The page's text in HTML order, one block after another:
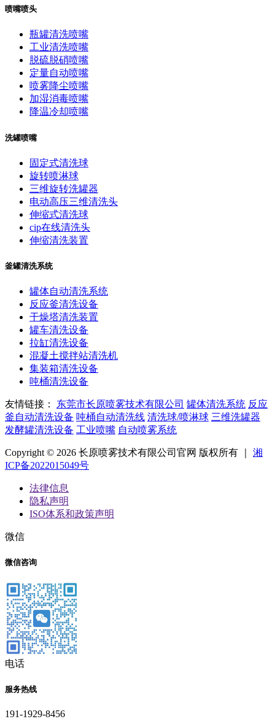
喷嘴喷头
瓶罐清洗喷嘴
工业清洗喷嘴
脱硫脱硝喷嘴
定量自动喷嘴
喷雾降尘喷嘴
加湿消毒喷嘴
降温冷却喷嘴
洗罐喷嘴
固定式清洗球
旋转喷淋球
三维旋转洗罐器
电动高压三维清洗头
伸缩式清洗球
cip在线清洗头
伸缩清洗装置
釜罐清洗系统
罐体自动清洗系统
反应釜清洗设备
干燥塔清洗装置
罐车清洗设备
拉缸清洗设备
混凝土搅拌站清洗机
集装箱清洗设备
吨桶清洗设备
友情链接： 东莞市长原喷雾技术有限公司 罐体清洗系统 反应
釜自动清洗设备 吨桶自动清洗线 清洗球/喷淋球 三维洗罐器
发酵罐清洗设备 工业喷嘴 自动喷雾系统
Copyright © 2026 长原喷雾技术有限公司官网 版权所有 ｜ 湘
ICP备2022015049号
法律信息
隐私声明
ISO体系和政策声明
微信
微信咨询
电话
服务热线
191-1929-8456